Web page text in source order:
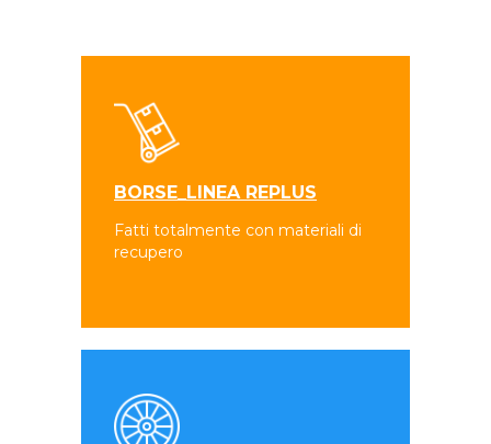
BORSE_LINEA REPLUS
Fatti totalmente con materiali di
recupero